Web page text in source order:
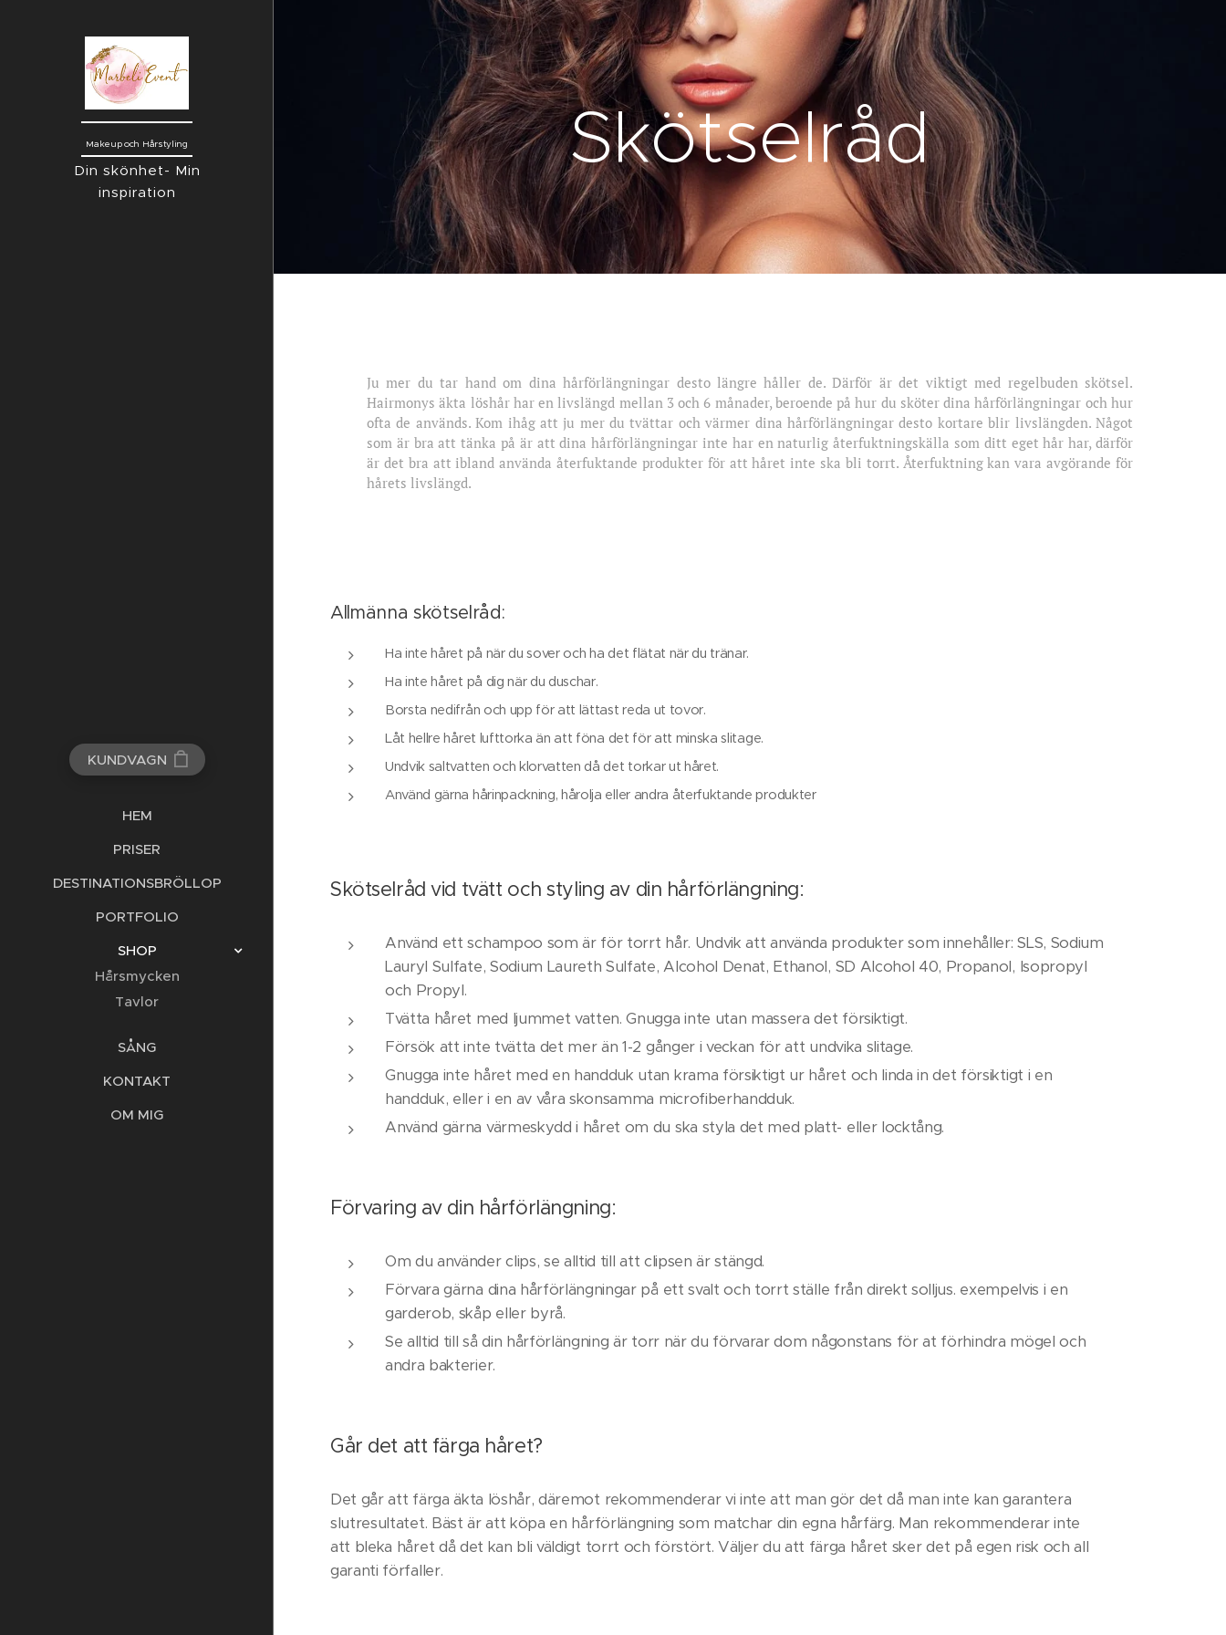
Makeup och Hårstyling
Din skönhet- Min
inspiration
KUNDVAGN
HEM
PRISER
DESTINATIONSBRÖLLOP
PORTFOLIO
SHOP
Hårsmycken
Tavlor
SÅNG
KONTAKT
OM MIG
Skötselråd
Ju mer du tar hand om dina hårförlängningar desto längre håller de. Därför är det viktigt med regelbuden skötsel.
Hairmonys äkta löshår har en livslängd mellan 3 och 6 månader, beroende på hur du sköter dina hårförlängningar och hur
ofta de används. Kom ihåg att ju mer du tvättar och värmer dina hårförlängningar desto kortare blir livslängden. Något
som är bra att tänka på är att dina hårförlängningar inte har en naturlig återfuktningskälla som ditt eget hår har, därför
är det bra att ibland använda återfuktande produkter för att håret inte ska bli torrt. Återfuktning kan vara avgörande för
hårets livslängd.
Allmänna skötselråd:
Ha inte håret på när du sover och ha det flätat när du tränar.
Ha inte håret på dig när du duschar.
Borsta nedifrån och upp för att lättast reda ut tovor.
Låt hellre håret lufttorka än att föna det för att minska slitage.
Undvik saltvatten och klorvatten då det torkar ut håret.
Använd gärna hårinpackning, hårolja eller andra återfuktande produkter
Skötselråd vid tvätt och styling av din hårförlängning:
Använd ett schampoo som är för torrt hår. Undvik att använda produkter som innehåller: SLS, Sodium
Lauryl Sulfate, Sodium Laureth Sulfate, Alcohol Denat, Ethanol, SD Alcohol 40, Propanol, Isopropyl
och Propyl.
Tvätta håret med ljummet vatten. Gnugga inte utan massera det försiktigt.
Försök att inte tvätta det mer än 1-2 gånger i veckan för att undvika slitage.
Gnugga inte håret med en handduk utan krama försiktigt ur håret och linda in det försiktigt i en
handduk, eller i en av våra skonsamma microfiberhandduk.
Använd gärna värmeskydd i håret om du ska styla det med platt- eller locktång.
Förvaring av din hårförlängning:
Om du använder clips, se alltid till att clipsen är stängd.
Förvara gärna dina hårförlängningar på ett svalt och torrt ställe från direkt solljus. exempelvis i en
garderob, skåp eller byrå.
Se alltid till så din hårförlängning är torr när du förvarar dom någonstans för at förhindra mögel och
andra bakterier.
Går det att färga håret?
Det går att färga äkta löshår, däremot rekommenderar vi inte att man gör det då man inte kan garantera
slutresultatet. Bäst är att köpa en hårförlängning som matchar din egna hårfärg. Man rekommenderar inte
att bleka håret då det kan bli väldigt torrt och förstört. Väljer du att färga håret sker det på egen risk och all
garanti förfaller.